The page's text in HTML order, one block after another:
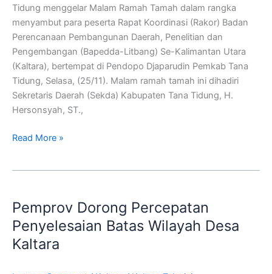
Tidung menggelar Malam Ramah Tamah dalam rangka
menyambut para peserta Rapat Koordinasi (Rakor) Badan
Perencanaan Pembangunan Daerah, Penelitian dan
Pengembangan (Bapedda-Litbang) Se-Kalimantan Utara
(Kaltara), bertempat di Pendopo Djaparudin Pemkab Tana
Tidung, Selasa, (25/11). Malam ramah tamah ini dihadiri
Sekretaris Daerah (Sekda) Kabupaten Tana Tidung, H.
Hersonsyah, ST.,
Read More »
Pemprov Dorong Percepatan
Penyelesaian Batas Wilayah Desa
Kaltara
Percepatan
Penyelesaian
Batas
Wilayah